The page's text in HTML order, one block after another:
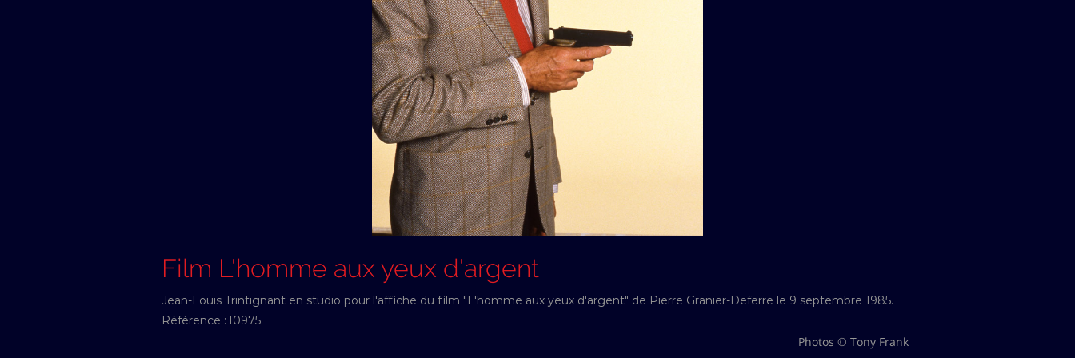
Film L'homme aux yeux d'argent
Jean-Louis Trintignant en studio pour l'affiche du film "L'homme aux yeux d'argent" de Pierre Granier-Deferre le 9 septembre 1985.
Référence :10975
Photos © Tony Frank